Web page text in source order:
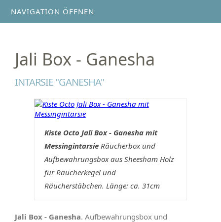
NAVIGATION ÖFFNEN
Jali Box - Ganesha
INTARSIE "GANESHA"
Kiste Octo Jali Box - Ganesha mit
MessingintarsieRäucherbox und
Aufbewahrungsbox aus Sheesham Holz
für Räucherkegel und
Räucherstäbchen. Länge: ca. 31cm
Jali Box - Ganesha. Aufbewahrungsbox und